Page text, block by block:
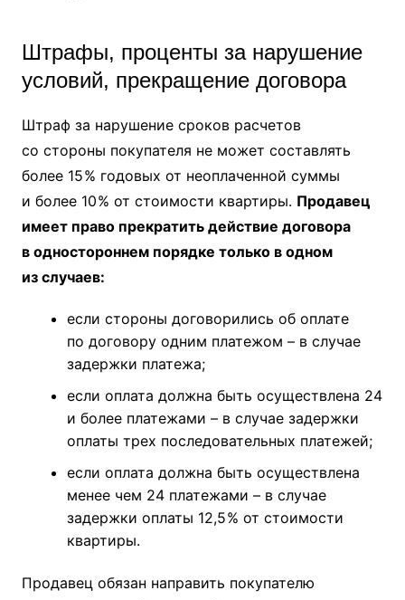
Штрафы, проценты за нарушение
условий, прекращение договора
Штраф за нарушение сроков расчетов
со стороны покупателя не может составлять
более 15 % годовых от неоплаченной суммы
и более 10 % от стоимости квартиры. Продавец
имеет право прекратить действие договора
в одностороннем порядке только в одном
из случаев:
если стороны договорились об оплате
по договору одним платежом – в случае
задержки платежа;
если оплата должна быть осуществлена 24
и более платежами – в случае задержки
оплаты трех последовательных платежей;
если оплата должна быть осуществлена
менее чем 24 платежами – в случае
задержки оплаты 12,5 % от стоимости
квартиры.
Продавец обязан направить покупателю